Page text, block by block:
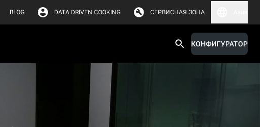
BLOG DATA DRIVEN COOKING СЕРВИСНАЯ ЗОНА
КОНФИГУРАТОР